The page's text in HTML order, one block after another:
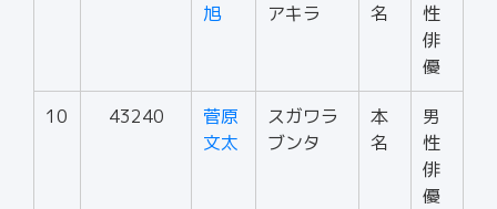
旭
アキラ
名
性
俳
優
10 43240
菅原
文太
スガワラ
ブンタ
本
名
男
性
俳
優